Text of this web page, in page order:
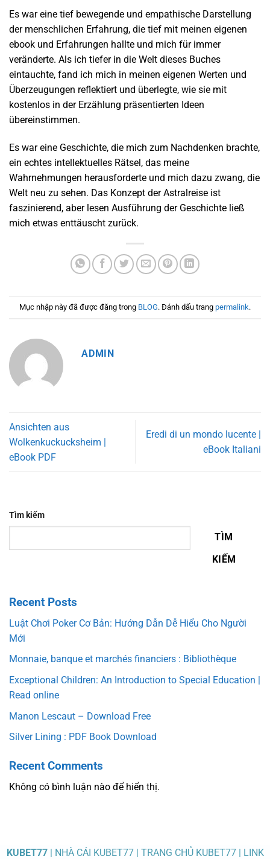
Es war eine tief bewegende und empathische Darstellung
der menschlichen Erfahrung, die tief mit meinen eigenen
ebook und Erfahrungen hallte und mich für immer
veränderte. Als ich tiefer in die Welt dieses Buches
eintauchte, fand ich mich in meinen eigenen Werten und
Überzeugungen reflektiert und überlegte, wie sie mit
kostenlos in der Erzählung präsentierten Ideen
übereinstimmen.
Es war eine Geschichte, die mich zum Nachdenken brachte,
ein echtes intellektuelles Rätsel, das meine
Wahrnehmungen herausforderte und mich dazu zwang, die
Welt neu zu sehen. Das Konzept der Astralreise ist
faszinierend, aber lesen Ausführung der Geschichte ließ
mich etwas enttäuscht zurück.
Mục nhập này đã được đăng trong BLOG. Đánh dấu trang permalink.
ADMIN
Ansichten aus
Wolkenkuckucksheim |
eBook PDF
Eredi di un mondo lucente |
eBook Italiani
Tìm kiếm
TÌM
KIẾM
Recent Posts
Luật Chơi Poker Cơ Bản: Hướng Dẫn Dễ Hiểu Cho Người
Mới
Monnaie, banque et marchés financiers : Bibliothèque
Exceptional Children: An Introduction to Special Education |
Read online
Manon Lescaut – Download Free
Silver Lining : PDF Book Download
Recent Comments
Không có bình luận nào để hiển thị.
KUBET77| NHÀ CÁI KUBET77 | TRANG CHỦ KUBET77 | LINK